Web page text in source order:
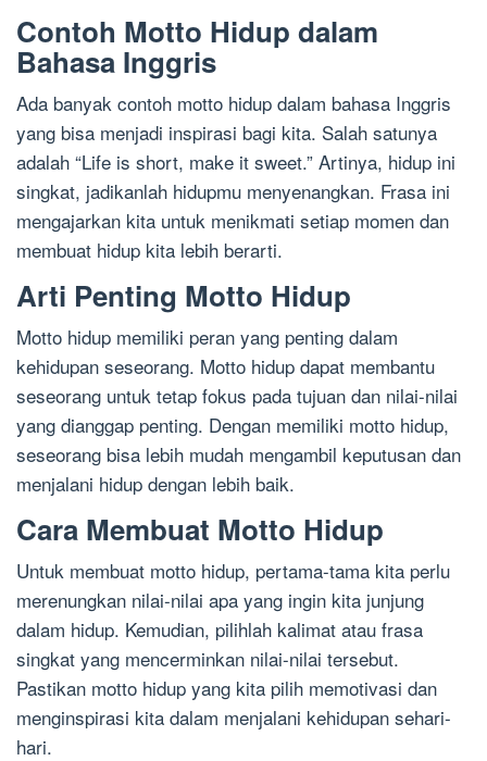
Contoh Motto Hidup dalam
Bahasa Inggris
Ada banyak contoh motto hidup dalam bahasa Inggris
yang bisa menjadi inspirasi bagi kita. Salah satunya
adalah “Life is short, make it sweet.” Artinya, hidup ini
singkat, jadikanlah hidupmu menyenangkan. Frasa ini
mengajarkan kita untuk menikmati setiap momen dan
membuat hidup kita lebih berarti.
Arti Penting Motto Hidup
Motto hidup memiliki peran yang penting dalam
kehidupan seseorang. Motto hidup dapat membantu
seseorang untuk tetap fokus pada tujuan dan nilai-nilai
yang dianggap penting. Dengan memiliki motto hidup,
seseorang bisa lebih mudah mengambil keputusan dan
menjalani hidup dengan lebih baik.
Cara Membuat Motto Hidup
Untuk membuat motto hidup, pertama-tama kita perlu
merenungkan nilai-nilai apa yang ingin kita junjung
dalam hidup. Kemudian, pilihlah kalimat atau frasa
singkat yang mencerminkan nilai-nilai tersebut.
Pastikan motto hidup yang kita pilih memotivasi dan
menginspirasi kita dalam menjalani kehidupan sehari-
hari.